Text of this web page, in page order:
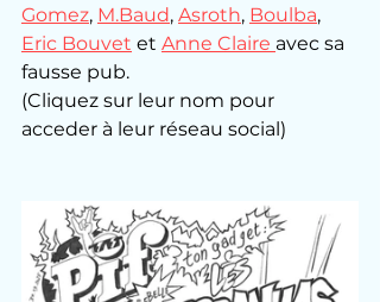
Gomez, M.Baud, Asroth, Boulba,
Eric Bouvet et Anne Claire avec sa
fausse pub.
(Cliquez sur leur nom pour
acceder à leur réseau social)